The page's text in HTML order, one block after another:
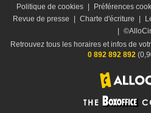
Politique de cookies
Préférences
Revue de presse
Charte d'écriture
Retrouvez tous les horaires et infos de
0 892 892 892